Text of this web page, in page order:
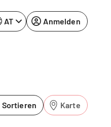
AT Anmelden
Sortieren Karte